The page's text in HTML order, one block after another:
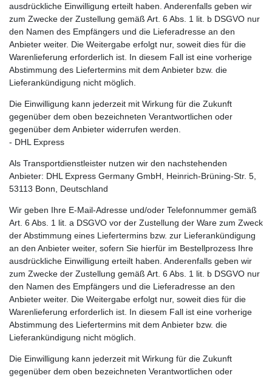
ausdrückliche Einwilligung erteilt haben. Anderenfalls geben wir
zum Zwecke der Zustellung gemäß Art. 6 Abs. 1 lit. b DSGVO nur
den Namen des Empfängers und die Lieferadresse an den
Anbieter weiter. Die Weitergabe erfolgt nur, soweit dies für die
Warenlieferung erforderlich ist. In diesem Fall ist eine vorherige
Abstimmung des Liefertermins mit dem Anbieter bzw. die
Lieferankündigung nicht möglich.
Die Einwilligung kann jederzeit mit Wirkung für die Zukunft
gegenüber dem oben bezeichneten Verantwortlichen oder
gegenüber dem Anbieter widerrufen werden.
- DHL Express
Als Transportdienstleister nutzen wir den nachstehenden
Anbieter: DHL Express Germany GmbH, Heinrich-Brüning-Str. 5,
53113 Bonn, Deutschland
Wir geben Ihre E-Mail-Adresse und/oder Telefonnummer gemäß
Art. 6 Abs. 1 lit. a DSGVO vor der Zustellung der Ware zum Zweck
der Abstimmung eines Liefertermins bzw. zur Lieferankündigung
an den Anbieter weiter, sofern Sie hierfür im Bestellprozess Ihre
ausdrückliche Einwilligung erteilt haben. Anderenfalls geben wir
zum Zwecke der Zustellung gemäß Art. 6 Abs. 1 lit. b DSGVO nur
den Namen des Empfängers und die Lieferadresse an den
Anbieter weiter. Die Weitergabe erfolgt nur, soweit dies für die
Warenlieferung erforderlich ist. In diesem Fall ist eine vorherige
Abstimmung des Liefertermins mit dem Anbieter bzw. die
Lieferankündigung nicht möglich.
Die Einwilligung kann jederzeit mit Wirkung für die Zukunft
gegenüber dem oben bezeichneten Verantwortlichen oder